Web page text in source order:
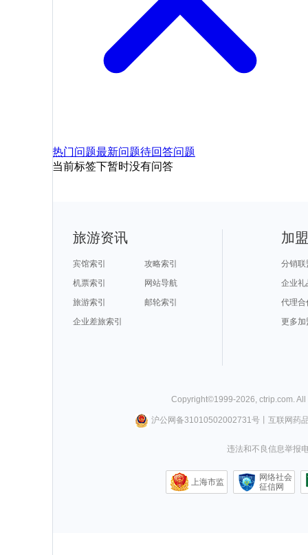
热门问题最新问题待回答问题
当前标签下暂时没有问答
旅游资讯
宾馆索引
攻略索引
机票索引
网站导航
旅游索引
邮轮索引
企业差旅索引
加
分销联
企业礼
代理合
更多加
Copyright©1999-2026, ctrip.com.
沪公网备31010502002731号丨 互联网药
违法和不良信息举报
上海市监
网络社会
征信网